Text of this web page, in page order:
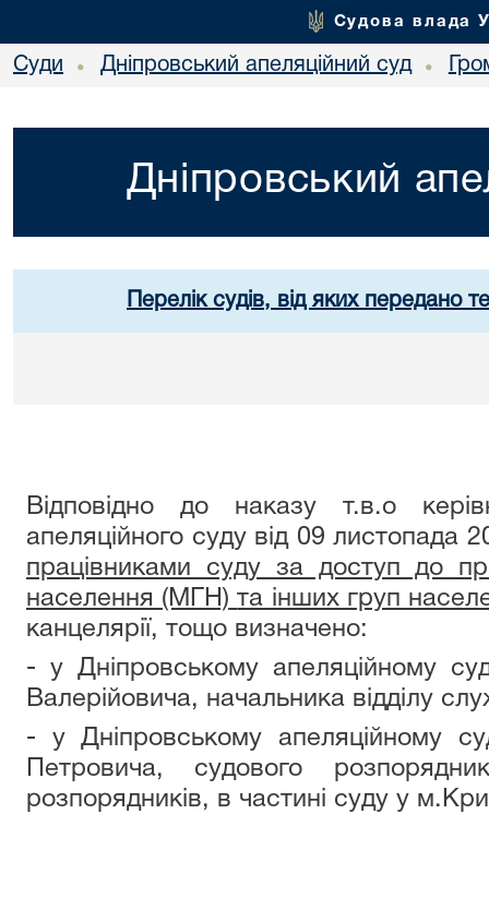
Судова влада
Суди • Дніпровський апеляційний суд •
Дніпровський
Перелік судів, від яких передано
Відповідно до наказу т.в.о
апеляційного суду від 09
працівниками суду за доступ до
населення (МГН) та інших груп
канцелярії, тощо визначено:
- у Дніпровському апеляційному
Валерійовича, начальника відділу
- у Дніпровському апеляційному
Петровича, судового
розпорядників, в частині суду у